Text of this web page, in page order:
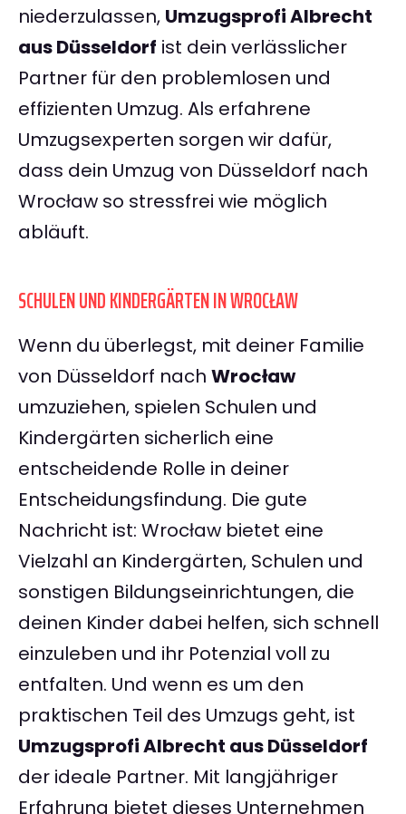
niederzulassen, Umzugsprofi Albrecht
aus Düsseldorf ist dein verlässlicher
Partner für den problemlosen und
effizienten Umzug. Als erfahrene
Umzugsexperten sorgen wir dafür,
dass dein Umzug von Düsseldorf nach
Wrocław so stressfrei wie möglich
abläuft.
SCHULEN UND KINDERGÄRTEN IN WROCŁAW
Wenn du überlegst, mit deiner Familie
von Düsseldorf nach Wrocław
umzuziehen, spielen Schulen und
Kindergärten sicherlich eine
entscheidende Rolle in deiner
Entscheidungsfindung. Die gute
Nachricht ist: Wrocław bietet eine
Vielzahl an Kindergärten, Schulen und
sonstigen Bildungseinrichtungen, die
deinen Kinder dabei helfen, sich schnell
einzuleben und ihr Potenzial voll zu
entfalten. Und wenn es um den
praktischen Teil des Umzugs geht, ist
Umzugsprofi Albrecht aus Düsseldorf
der ideale Partner. Mit langjähriger
Erfahrung bietet dieses Unternehmen